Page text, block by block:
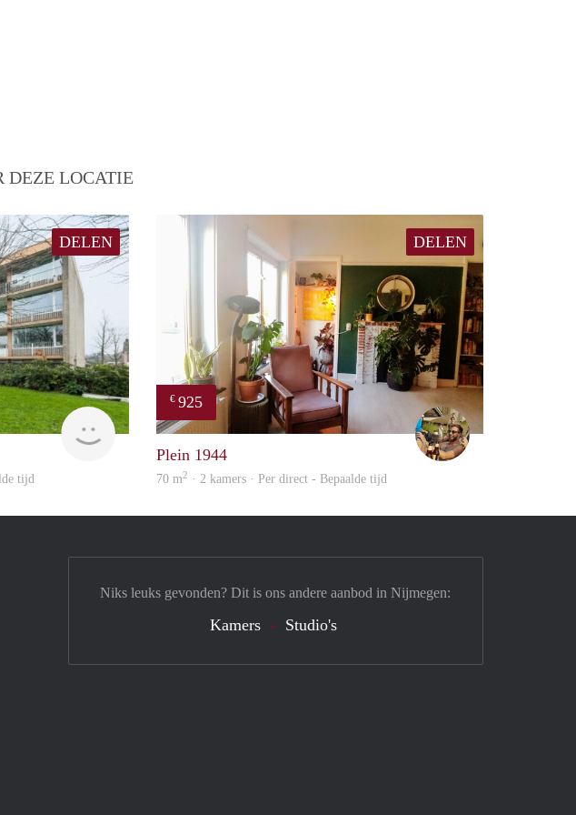
DEZE LOCATIE
DELEN
rent
tijd
DELEN
€ 925
Jeroen
Plein 1944
70 m2 · 2 kamers · Per direct - Bepaalde tijd
Niks leuks gevonden? Dit is ons andere aanbod in Nijmegen:
Kamers Studio's